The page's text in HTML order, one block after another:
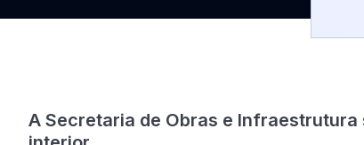
A Secretaria de Obras e